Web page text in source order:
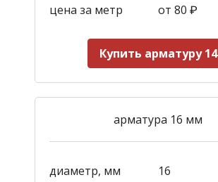
цена за метр
от 80 ₽
Купить арматуру 14
арматура 16 мм
диаметр, мм 16